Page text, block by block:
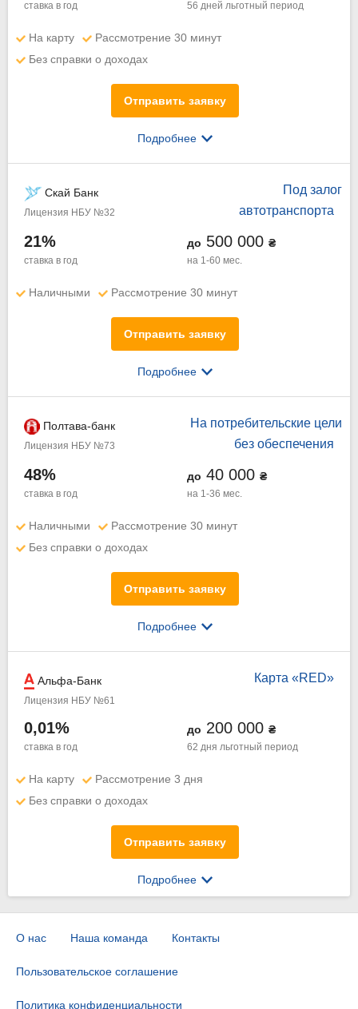
ставка в год 56 дней льготный период
На карту
Рассмотрение 30 минут
Без справки о доходах
Отправить заявку
Подробнее
Под залог
автотранспорта
Скай Банк
Лицензия НБУ №32
21%
ставка в год
до 500 000 ₴
на 1-60 мес.
Наличными Рассмотрение 30 минут
Отправить заявку
Подробнее
На потребительские цели
без обеспечения
Полтава-банк
Лицензия НБУ №73
48%
ставка в год
до 40 000 ₴
на 1-36 мес.
Наличными
Рассмотрение 30 минут
Без справки о доходах
Отправить заявку
Подробнее
Карта «RED»
Альфа-Банк
Лицензия НБУ №61
0,01%
ставка в год
до 200 000 ₴
62 дня льготный период
На карту
Рассмотрение 3 дня
Без справки о доходах
Отправить заявку
Подробнее
О нас Наша команда Контакты
Пользовательское соглашение
Политика конфиденциальности